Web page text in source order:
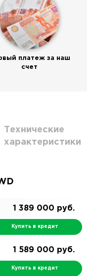
платеж за наш
счет
Технические
характеристики
1 389 000 руб.
Купить в кредит
1 589 000 руб.
Купить в кредит